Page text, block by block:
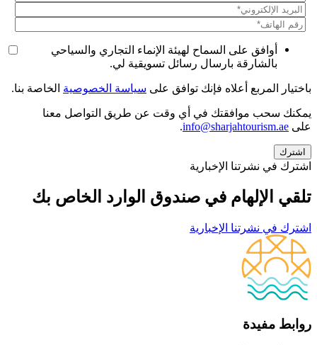
أوافق على السماح لهيئة الإنماء التجاري والسياحي
بالشارقة بارسال رسائل تسويقية لي.
باختيار المربع أعلاه فإنك توافق على سياسة الخصوصية الخاصة بنا.
يمكنك سحب موافقتك في أي وقت عن طريق التواصل معنا
على info@sharjahtourism.ae
.
اشترك في نشرتنا الإخبارية
تلقي الإلهام في صندوق الوارد الخاص بك
اشترك في نشرتنا الإخبارية
روابط مفيدة